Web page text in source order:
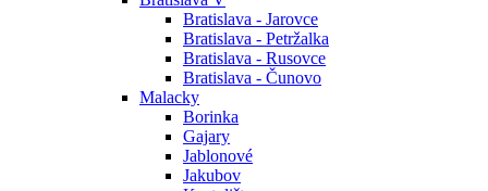
Bratislava - Jarovce
Bratislava - Petržalka
Bratislava - Rusovce
Bratislava - Čunovo
Malacky
Borinka
Gajary
Jablonové
Jakubov